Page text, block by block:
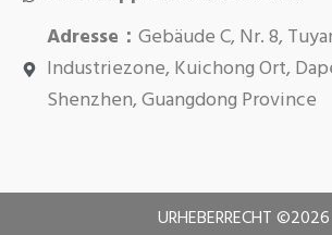
Adresse： Gebäude C, Nr. 8,
Industriezone, Kuichong Ort,
Shenzhen, Guangdong Province
URHEBERRECHT ©2026